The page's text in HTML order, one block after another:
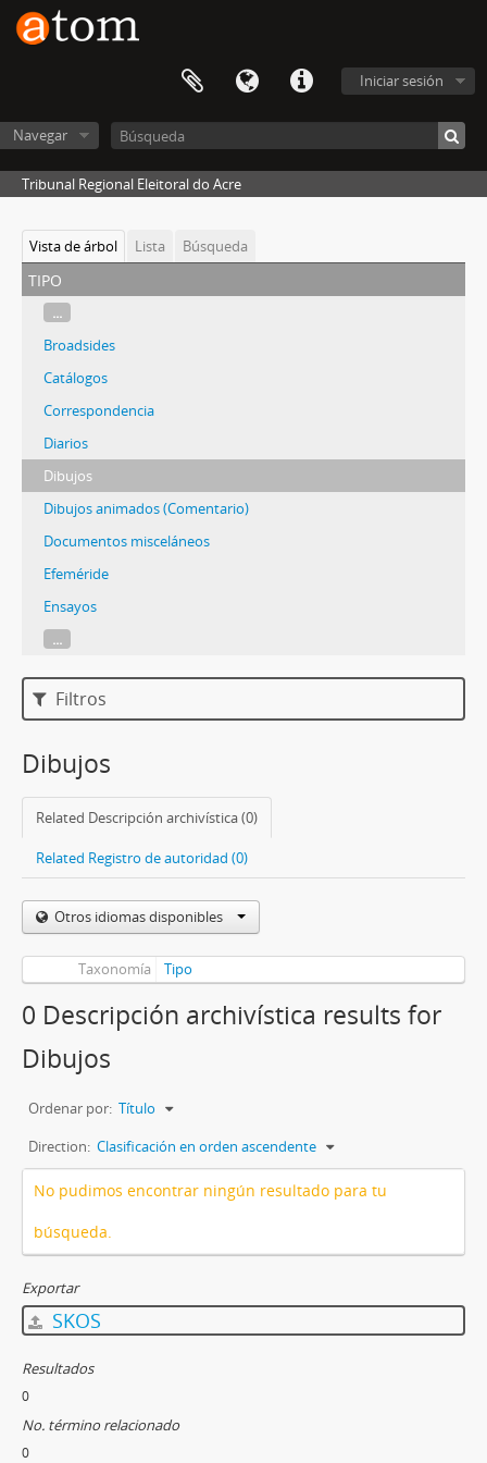
Iniciar sesión
Navegar
Tribunal Regional Eleitoral do Acre
Vista de árbol Lista Búsqueda
tipo
...
Broadsides
Catálogos
Correspondencia
Diarios
Dibujos
Dibujos animados (Comentario)
Documentos misceláneos
Efeméride
Ensayos
...
Filtros
Dibujos
Related Descripción archivística (0)
Related Registro de autoridad (0)
Otros idiomas disponibles
Taxonomía Tipo
0 Descripción archivística results for
Dibujos
Ordenar por: Título
Direction: Clasificación en orden ascendente
No pudimos encontrar ningún resultado para tu
búsqueda.
Exportar
SKOS
Resultados
0
No. término relacionado
0